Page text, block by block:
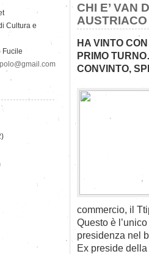
CHI E’ VAN
AUSTRIACO
HA VINTO
PRIMO
CONVINTO,
commercio, il
Questo è
presidenza nel
Ex preside
Cultura e
Fucile